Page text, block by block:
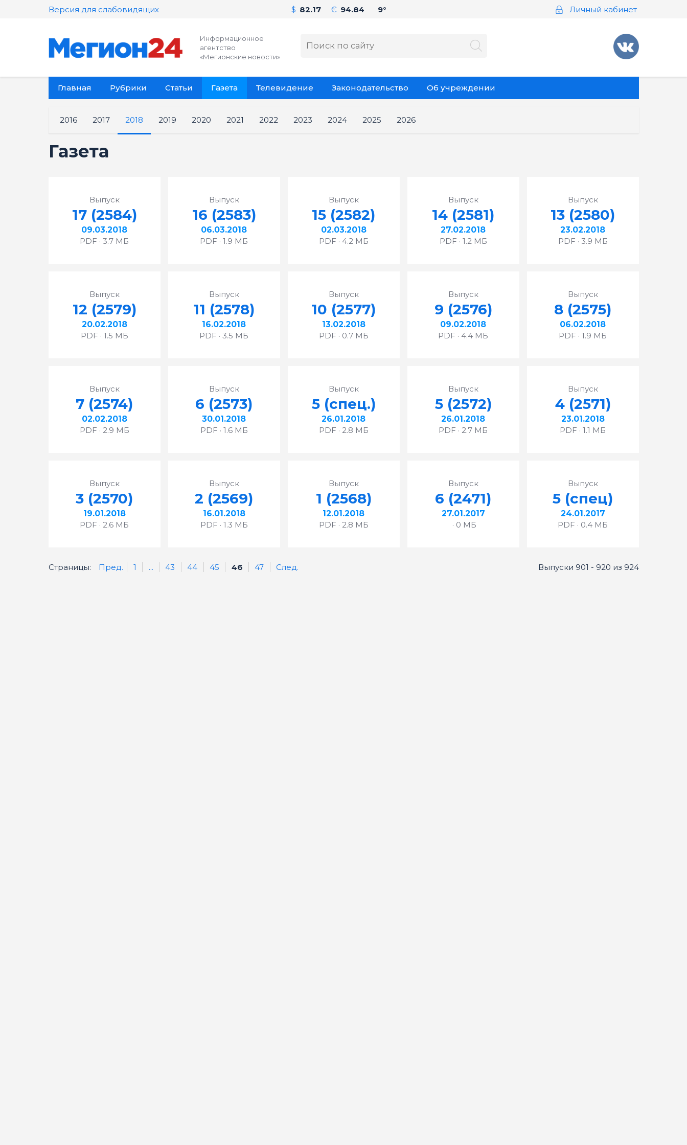
Версия для слабовидящих $ 82.17 € 94.84 9° Личный кабинет
Информационное
агентство
«Мегионские новости»
Главная Рубрики Статьи Газета Телевидение Законодательство Об учреждении
2016 2017 2018 2019 2020 2021 2022 2023 2024 2025 2026
Газета
Выпуск
17 (2584)
09.03.2018
PDF · 3.7 МБ
Выпуск
16 (2583)
06.03.2018
PDF · 1.9 МБ
Выпуск
15 (2582)
02.03.2018
PDF · 4.2 МБ
Выпуск
14 (2581)
27.02.2018
PDF · 1.2 МБ
Выпуск
13 (2580)
23.02.2018
PDF · 3.9 МБ
Выпуск
12 (2579)
20.02.2018
PDF · 1.5 МБ
Выпуск
11 (2578)
16.02.2018
PDF · 3.5 МБ
Выпуск
10 (2577)
13.02.2018
PDF · 0.7 МБ
Выпуск
9 (2576)
09.02.2018
PDF · 4.4 МБ
Выпуск
8 (2575)
06.02.2018
PDF · 1.9 МБ
Выпуск
7 (2574)
02.02.2018
PDF · 2.9 МБ
Выпуск
6 (2573)
30.01.2018
PDF · 1.6 МБ
Выпуск
5 (спец.)
26.01.2018
PDF · 2.8 МБ
Выпуск
5 (2572)
26.01.2018
PDF · 2.7 МБ
Выпуск
4 (2571)
23.01.2018
PDF · 1.1 МБ
Выпуск
3 (2570)
19.01.2018
PDF · 2.6 МБ
Выпуск
2 (2569)
16.01.2018
PDF · 1.3 МБ
Выпуск
1 (2568)
12.01.2018
PDF · 2.8 МБ
Выпуск
6 (2471)
27.01.2017
· 0 МБ
Выпуск
5 (спец)
24.01.2017
PDF · 0.4 МБ
Страницы: Пред. 1 ... 43 44 45 46 47 След. Выпуски 901 - 920 из 924